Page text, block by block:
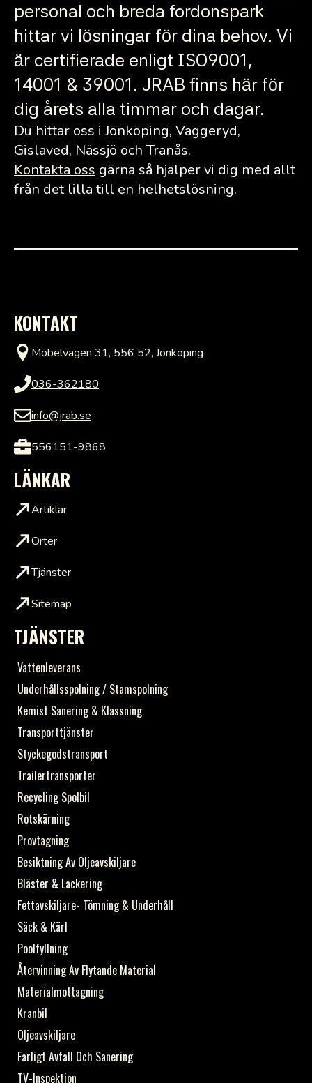
personal och breda fordonspark
hittar vi lösningar för dina behov. Vi
är certifierade enligt ISO9001,
14001 & 39001. JRAB finns här för
dig årets alla timmar och dagar.
Du hittar oss i Jönköping, Vaggeryd,
Gislaved, Nässjö och Tranås.
Kontakta oss gärna så hjälper vi dig med allt
från det lilla till en helhetslösning.
KONTAKT
Möbelvägen 31, 556 52, Jönköping
036-362180
info@jrab.se
556151-9868
LÄNKAR
Artiklar
Orter
Tjänster
Sitemap
TJÄNSTER
Vattenleverans
Underhållsspolning / Stamspolning
Kemist Sanering & Klassning
Transporttjänster
Styckegodstransport
Trailertransporter
Recycling Spolbil
Rotskärning
Provtagning
Besiktning Av Oljeavskiljare
Bläster & Lackering
Fettavskiljare- Tömning & Underhåll
Säck & Kärl
Poolfyllning
Återvinning Av Flytande Material
Materialmottagning
Kranbil
Oljeavskiljare
Farligt Avfall Och Sanering
TV-Inspektion